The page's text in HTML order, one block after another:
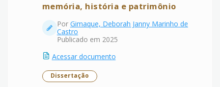
memória, história e patrimônio
Por Gimaque, Deborah Janny Marinho de
Castro
Publicado em 2025
Acessar documento
Dissertação